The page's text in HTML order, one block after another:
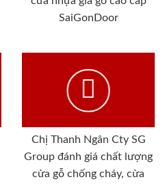
SaiGonDoor
Chị Thanh Ngân Cty SG
Group đánh giá chất lượng
cửa gỗ chống cháy, cửa